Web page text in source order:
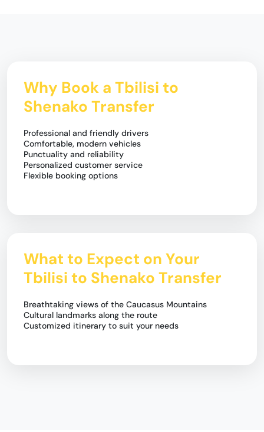
Why Book a Tbilisi to
Shenako Transfer
Professional and friendly drivers
Comfortable, modern vehicles
Punctuality and reliability
Personalized customer service
Flexible booking options
What to Expect on Your
Tbilisi to Shenako Transfer
Breathtaking views of the Caucasus Mountains
Cultural landmarks along the route
Customized itinerary to suit your needs